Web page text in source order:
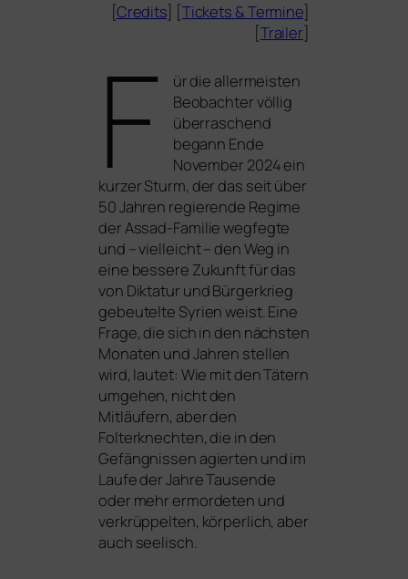
[Credits] [Tickets &Termine]
[Trailer]
F
ür die aller­meis­ten
Beobachter völ­lig
über­ra­schend
begann Ende
November 2024 ein
kur­zer Sturm, der das seit über
50 Jahren regie­ren­de Regime
der Assad-Familie weg­feg­te
und – viel­leicht – den Weg in
eine bes­se­re Zukunft für das
von Diktatur und Bürgerkrieg
gebeu­tel­te Syrien weist. Eine
Frage, die sich in den nächs­ten
Monaten und Jahren stel­len
wird, lau­tet: Wie mit den Tätern
umge­hen, nicht den
Mitläufern, aber den
Folterknechten, die in den
Gefängnissen agier­ten und im
Laufe der Jahre Tausende
oder mehr ermor­de­ten und
ver­krüp­pel­ten, kör­per­lich, aber
auch seelisch.